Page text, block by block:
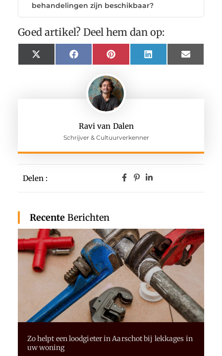
Ravi van Dalen
Schrijver & Cultuurverkenner
Delen :
Recente Berichten
Zo helpt een loodgieter in Aarschot bij lekkages in
uw woning
behandelingen zijn beschikbaar?
Goed artikel? Deel hem dan op:
X
(Twitter)
FacebookPinterest LinkedIn Email